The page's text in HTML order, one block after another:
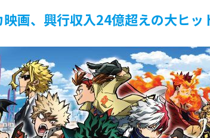
歌は必要か?」論争
うになったので限界まで極める事にした件 その２
!!!
☆イリヤ』の新グッズ、流石に一線を越えてしまう
体するまでが長過ぎてつまらない」←合体する前から面白いん
閉鎖しました。RSSの解除をお願いします。
映画、興行収入24億超えの大ヒッ